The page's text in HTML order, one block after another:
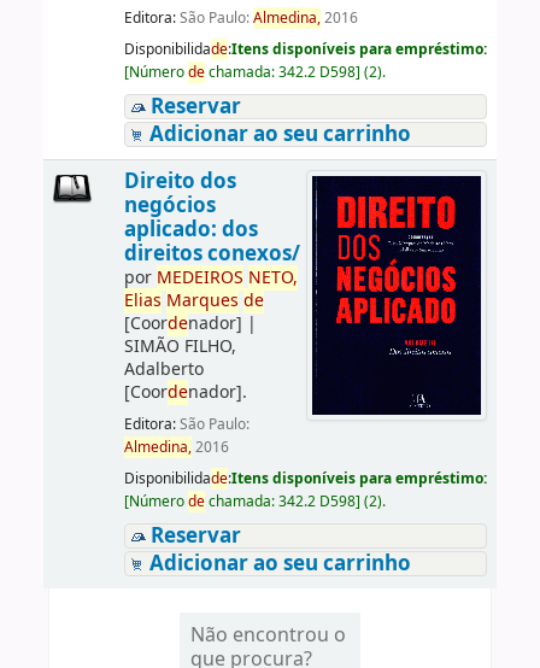
Editora:São Paulo:Almedina,2016
Disponibilidade:Itens disponíveis para empréstimo:
[Númerodechamada:342.2 D598] (2).
Reservar
Adicionar ao seu carrinho
Direito dos
negócios
aplicado: dos
direitos conexos/
por MEDEIROS NETO,
Elias Marques de
[Coordenador] |
SIMÃO FILHO,
Adalberto
[Coordenador].
Editora:São Paulo:
Almedina,2016
Disponibilidade:Itens disponíveis para empréstimo:
[Númerodechamada:342.2 D598] (2).
Reservar
Adicionar ao seu carrinho
Não encontrou o
que procura?